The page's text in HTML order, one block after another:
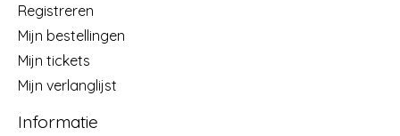
Registreren
Mijn bestellingen
Mijn tickets
Mijn verlanglijst
Informatie